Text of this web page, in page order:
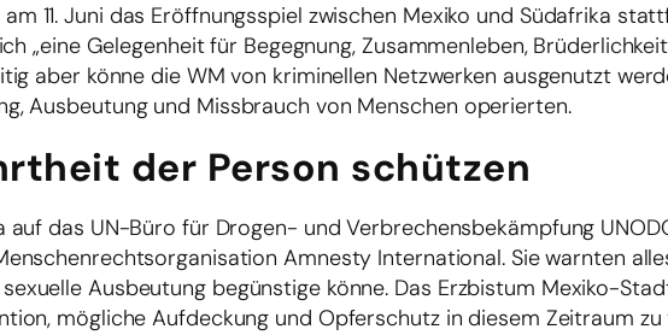
11. Juni das Eröffnungsspiel zwischen Mexiko und Südafrika
„eine Gelegenheit für Begegnung, Zusammenleben,
aber könne die WM von kriminellen Netzwerken ausgenutzt
Ausbeutung und Missbrauch von Menschen operierten.
der Person schützen
das UN-Büro für Drogen- und Verbrechensbekämpfung
Amnesty International. Sie warnten
Ausbeutung begünstige könne. Das Erzbistum Mexiko-
mögliche Aufdeckung und Opferschutz in diesem Zeitraum zu